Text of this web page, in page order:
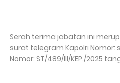
Serah terima jabatan ini
surat telegram Kapolri Nomor:
Nomor: ST/489/III/KEP./2025